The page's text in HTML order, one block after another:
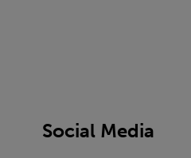
Social Media